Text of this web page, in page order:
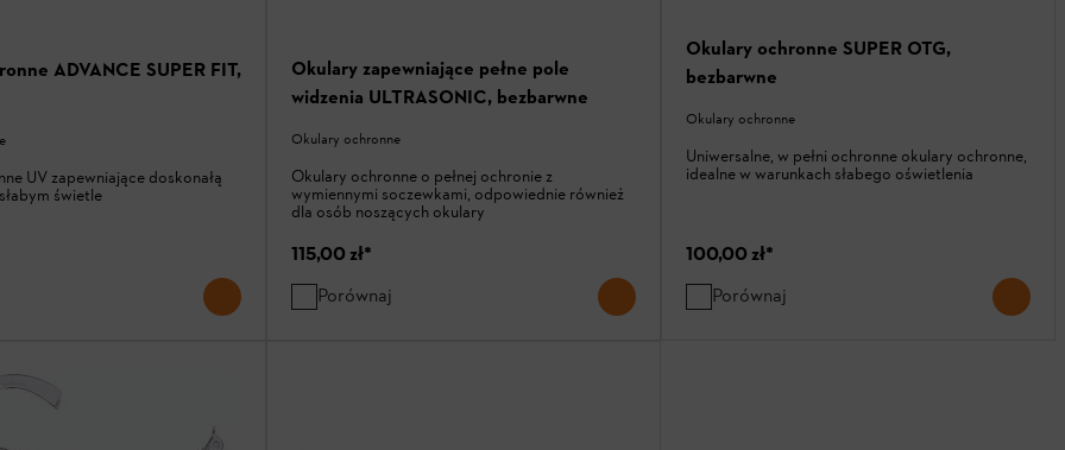
ADVANCE SUPER FIT,
UV zapewniające doskonałą
świetle
Okulary zapewniające pełne pole
widzenia ULTRASONIC, bezbarwne
Okulary ochronne
Okulary ochronne o pełnej ochronie z
wymiennymi soczewkami, odpowiednie również
dla osób noszących okulary
115,00 zł*
Porównaj
Okulary ochronne SUPER OTG,
bezbarwne
Okulary ochronne
Uniwersalne, w pełni ochronne okulary ochronne,
idealne w warunkach słabego oświetlenia
100,00 zł*
Porównaj